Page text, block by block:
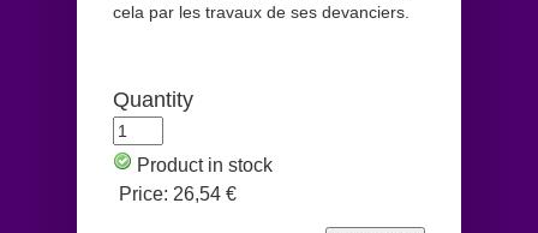
cela par les travaux de ses devanciers.
Quantity
Product in stock
Price: 26,54 €